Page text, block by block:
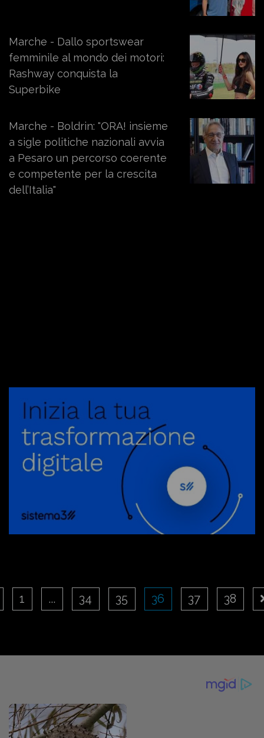
Marche - Dallo sportswear
femminile al mondo dei motori:
Rashway conquista la
Superbike
Marche - Boldrin: "ORA! insieme
a sigle politiche nazionali avvia
a Pesaro un percorso coerente
e competente per la crescita
dell’Italia"
1 ... 34 35 36 37 38